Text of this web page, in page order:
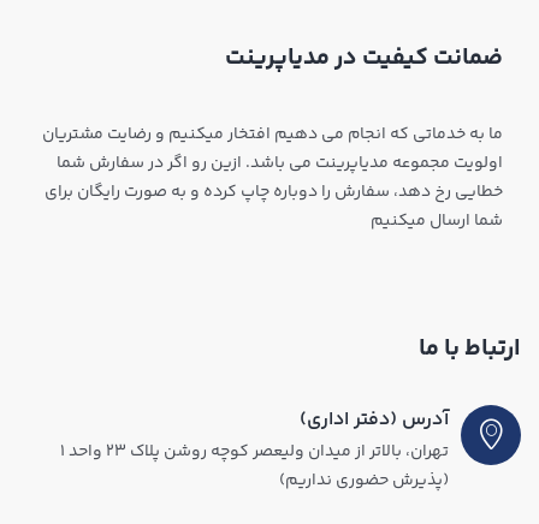
ضمانت کیفیت در مدیاپرینت
ما به خدماتی که انجام می دهیم افتخار میکنیم و رضایت مشتریان
اولویت مجموعه مدیاپرینت می باشد. ازین رو اگر در سفارش شما
خطایی رخ دهد، سفارش را دوباره چاپ کرده و به صورت رایگان برای
شما ارسال میکنیم
ارتباط با ما
آدرس (دفتر اداری)
تهران، بالاتر از میدان ولیعصر کوچه روشن پلاک ۲۳ واحد ۱
(پذیرش حضوری نداریم)